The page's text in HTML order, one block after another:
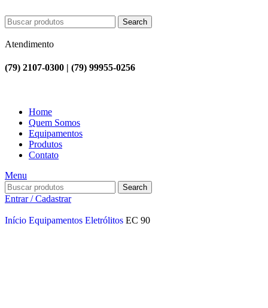
Search
Atendimento
(79) 2107-0300 | (79) 99955-0256
Home
Quem Somos
Equipamentos
Produtos
Contato
Menu
Search
Entrar / Cadastrar
Início Equipamentos Eletrólitos EC 90